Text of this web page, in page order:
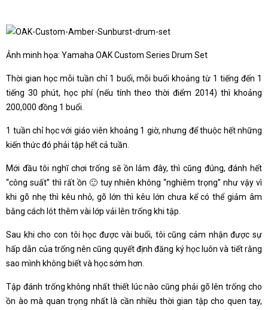
Ảnh minh họa: Yamaha OAK Custom Series Drum Set
Thời gian học mỗi tuần chỉ 1 buổi, mỗi buổi khoảng từ 1 tiếng đến 1
tiếng 30 phút, học phí (nếu tính theo thời điểm 2014) thì khoảng
200,000 đồng 1 buổi.
1 tuần chỉ học với giáo viên khoảng 1 giờ, nhưng để thuộc hết những
kiến thức đó phải tập hết cả tuần.
Mới đầu tôi nghĩ chơi trống sẽ ồn lắm đây, thì cũng đúng, đánh hết
“công suất” thì rất ồn 🙂 tuy nhiên không “nghiêm trọng” như vậy vì
khi gõ nhẹ thì kêu nhỏ, gõ lớn thì kêu lớn chưa kể có thể giảm âm
bằng cách lót thêm vài lớp vải lên trống khi tập.
Sau khi cho con tôi học được vài buổi, tôi cũng cảm nhận được sự
hấp dẫn của trống nên cũng quyết định đăng ký học luôn và tiết rằng
sao mình không biết và học sớm hơn.
Tập đánh trống không nhất thiết lúc nào cũng phải gõ lên trống cho
ồn ào mà quan trọng nhất là cần nhiều thời gian tập cho quen tay,